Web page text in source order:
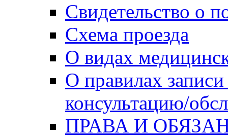
Свидетельство о
Схема проезда
О видах
О правилах
консультацию/
ПРАВА И